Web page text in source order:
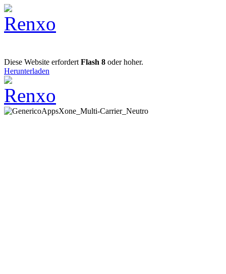
Diese Website erfordert Flash 8 oder hoher.
Herunterladen